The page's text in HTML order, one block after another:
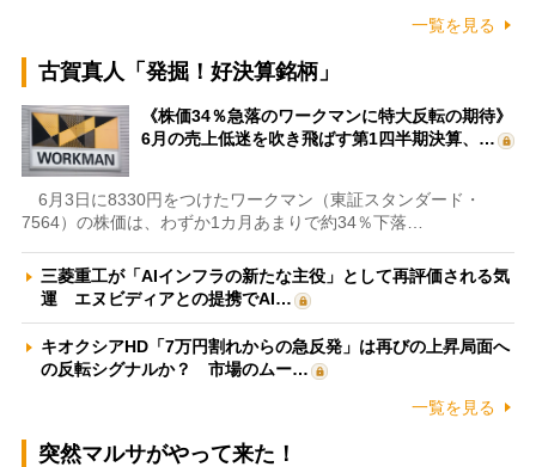
一覧を見る
古賀真人「発掘！好決算銘柄」
《株価34％急落のワークマンに特大反転の期待》
6月の売上低迷を吹き飛ばす第1四半期決算、…
6月3日に8330円をつけたワークマン（東証スタンダード・
7564）の株価は、わずか1カ月あまりで約34％下落…
三菱重工が「AIインフラの新たな主役」として再評価される気
運 エヌビディアとの提携でAI…
キオクシアHD「7万円割れからの急反発」は再びの上昇局面へ
の反転シグナルか？ 市場のムー…
一覧を見る
突然マルサがやって来た！